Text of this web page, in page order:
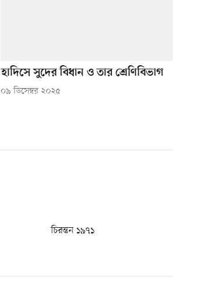
হাদিসে সুদের বিধান ও তার শ্রেণিবিভাগ
০৯ ডিসেম্বর ২০২৫
চিরন্তন ১৯৭১